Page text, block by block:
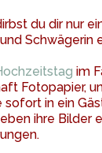
du dir nur
Schwägerin
im
Fotopapier,
sofort in ein
ihre Bilder